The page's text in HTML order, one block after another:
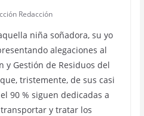
Redacción
niña soñadora, su yo
alegaciones al
y Gestión de Residuos del
tristemente, de sus casi
90 % siguen dedicadas a
y tratar los